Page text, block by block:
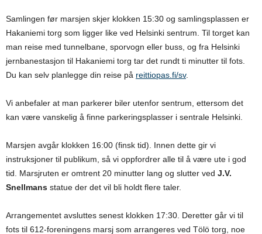
Samlingen før marsjen skjer klokken 15:30 og samlingsplassen er
Hakaniemi torg som ligger like ved Helsinki sentrum. Til torget kan
man reise med tunnelbane, sporvogn eller buss, og fra Helsinki
jernbanestasjon til Hakaniemi torg tar det rundt ti minutter til fots.
Du kan selv planlegge din reise på reittiopas.fi/sv.
Vi anbefaler at man parkerer biler utenfor sentrum, ettersom det
kan være vanskelig å finne parkeringsplasser i sentrale Helsinki.
Marsjen avgår klokken 16:00 (finsk tid). Innen dette gir vi
instruksjoner til publikum, så vi oppfordrer alle til å være ute i god
tid. Marsjruten er omtrent 20 minutter lang og slutter ved J.V.
Snellmans statue der det vil bli holdt flere taler.
Arrangementet avsluttes senest klokken 17:30. Deretter går vi til
fots til 612-foreningens marsj som arrangeres ved Tölö torg, noe